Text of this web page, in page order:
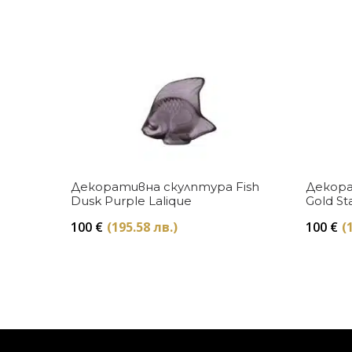
Купи
Декоративна скулптура Fish
Dusk Purple Lalique
100 € (195.58 лв.)
Gold
100 €